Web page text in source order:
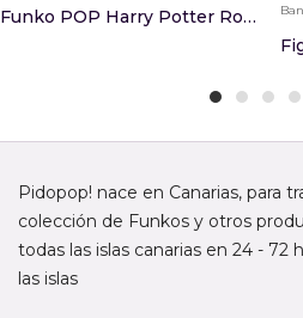
Funko POP Harry Potter Ron Weasly
Pidopop! nace en Canarias, para
colección de Funkos y otros
todas las islas canarias en 24 - 72
las islas